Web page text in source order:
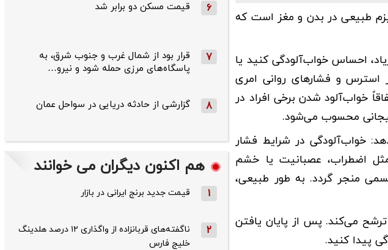
طبیعی در بدن و مغز است که
احساس خواب‌آلودگی کنید یا
استرس و فشارهای روانی امری
خواب‌آلود شدن برخی افراد در
محسوب می‌شود.
خواب‌آلودگی در شرایط فشار
اضطراب، عصبانیت یا خشم
منجر گردد. به طور طبیعی،
می‌کند. پس از پایان یافتن
پیدا کنید.
6 قیمت مسکن دو برابر شد
7
قرار بود از شمال ‌غرب و جنوب‌ شرق، به
پاسگاه‌های مرزی حمله شود و نیرو…
8 گزارشی از حادثه دریایی در سواحل عمان
هم اکنون دیگران می خوانند
1 قیمت جدید برنج ایرانی در بازار
2
ناگفته‌های قربانزاده از واگذاری ۱۲ درصد هلدینگ
خلیج فارس